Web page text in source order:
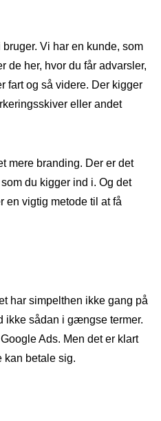
Vi har en kunde, som
de her, hvor du får advarsler,
fart og så videre. Der kigger
eller andet
mere branding. Der er det
du kigger ind i. Og det
en vigtig metode til at få
har simpelthen ikke gang på
ikke sådan i gængse termer.
Ads. Men det er klart
kan betale sig.